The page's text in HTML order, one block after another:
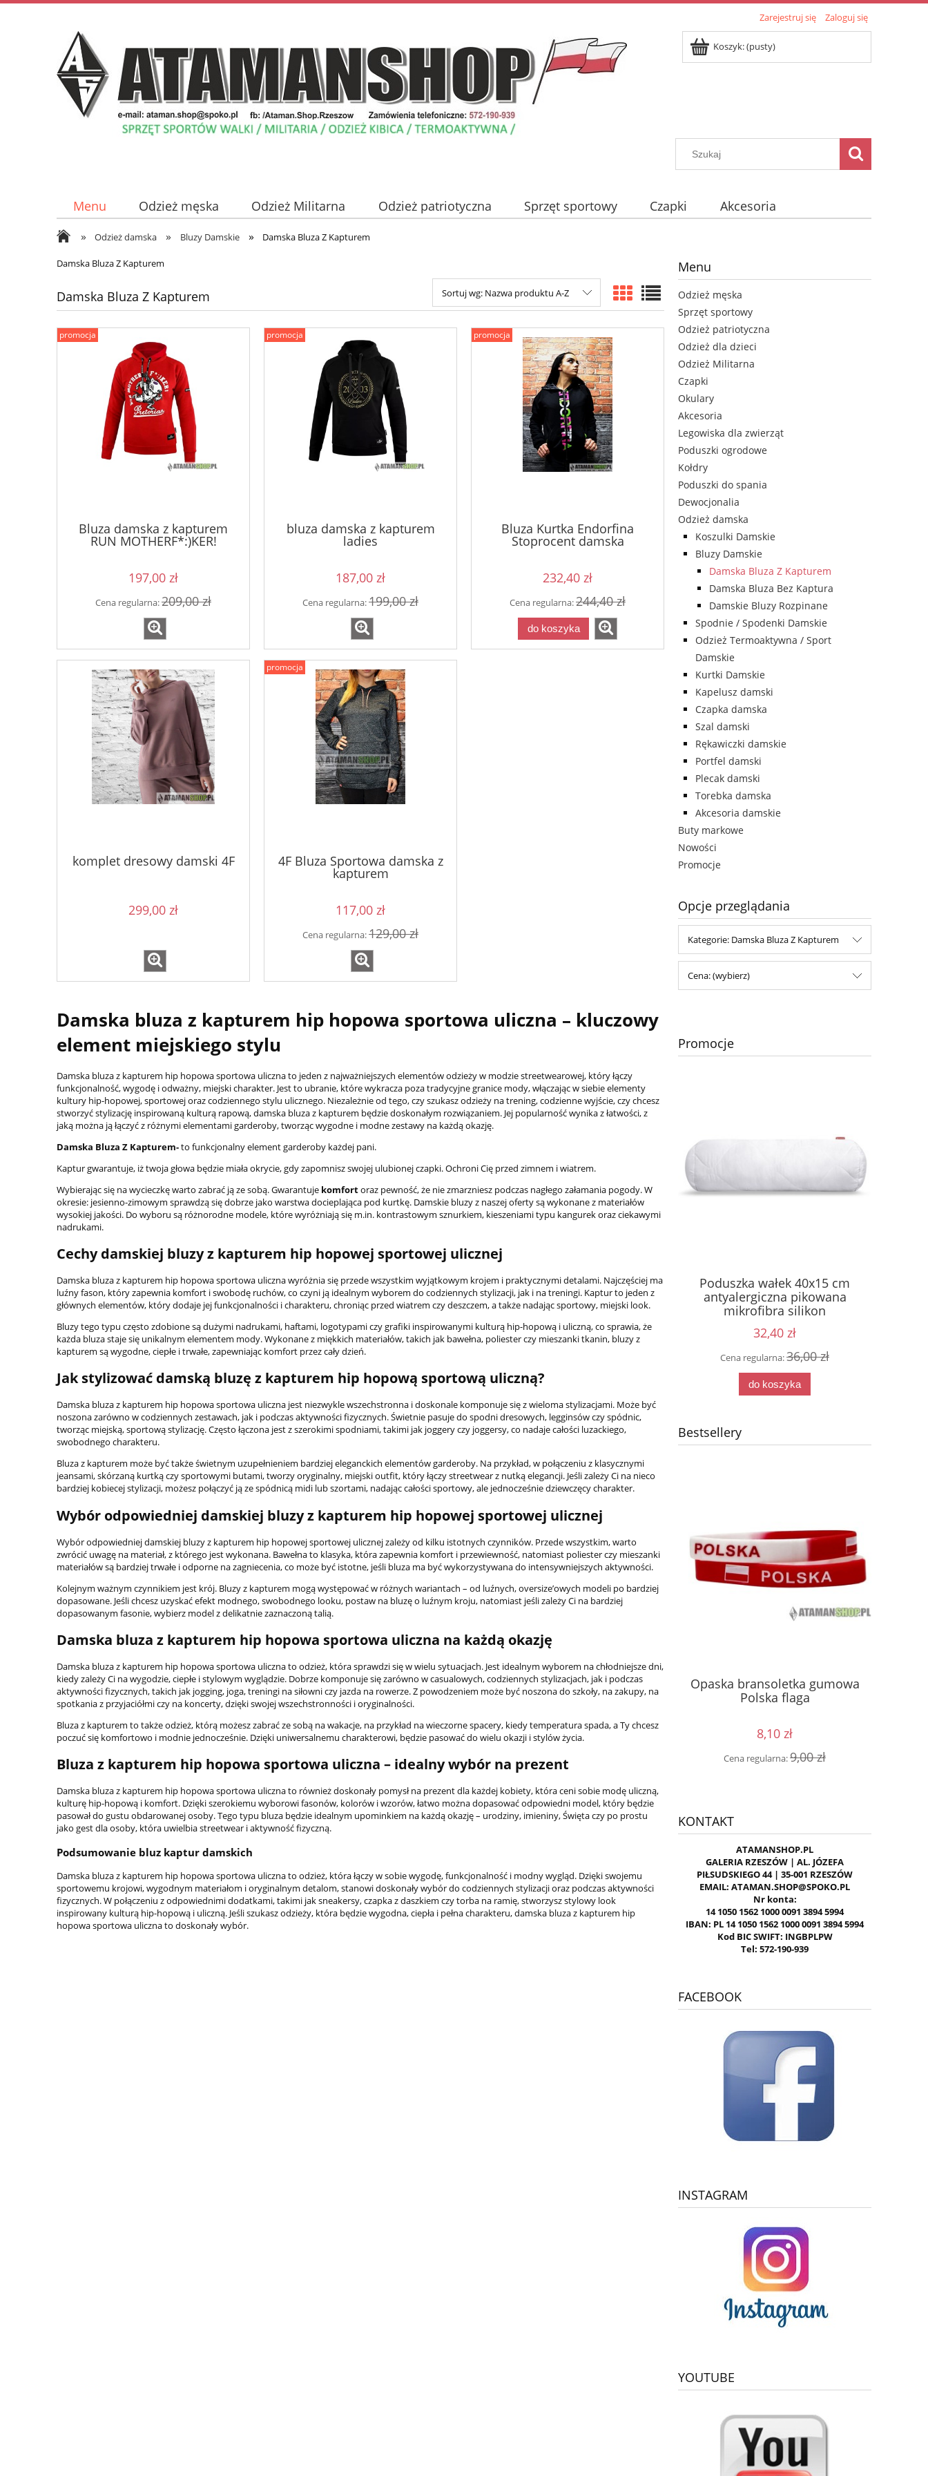
Zarejestruj się Zaloguj się
Koszyk:(pusty)
Menu Odzież męska Odzież Militarna Odzież patriotyczna Sprzęt sportowy Czapki
Akcesoria
Odzież damska
Płyty z Muzyką Nowości
» Odzież damska » Bluzy Damskie » Damska Bluza Z Kapturem
Damska Bluza Z Kapturem
Damska Bluza Z Kapturem Sortuj wg: Nazwa produktu A-Z
Bluza damska z kapturem
RUN MOTHERF*:)KER!
197,00 zł
Cena regularna:209,00 zł
promocja
bluza damska z kapturem
ladies
187,00 zł
Cena regularna:199,00 zł
promocja
Bluza Kurtka Endorfina
Stoprocent damska
232,40 zł
Cena regularna:244,40 zł
do koszyka
promocja
komplet dresowy damski 4F
299,00 zł
4F Bluza Sportowa damska z
kapturem
117,00 zł
Cena regularna:129,00 zł
promocja
Damska bluza z kapturem hip hopowa sportowa uliczna – kluczowy
element miejskiego stylu
Damska bluza z kapturem hip hopowa sportowa uliczna to jeden z najważniejszych elementów odzieży w modzie streetwearowej, który łączy
funkcjonalność, wygodę i odważny, miejski charakter. Jest to ubranie, które wykracza poza tradycyjne granice mody, włączając w siebie elementy
kultury hip-hopowej, sportowej oraz codziennego stylu ulicznego. Niezależnie od tego, czy szukasz odzieży na trening, codzienne wyjście, czy chcesz
stworzyć stylizację inspirowaną kulturą rapową, damska bluza z kapturem będzie doskonałym rozwiązaniem. Jej popularność wynika z łatwości, z
jaką można ją łączyć z różnymi elementami garderoby, tworząc wygodne i modne zestawy na każdą okazję.
Damska Bluza Z Kapturem-to funkcjonalny element garderoby każdej pani.
Kaptur gwarantuje, iż twoja głowa będzie miała okrycie, gdy zapomnisz swojej ulubionej czapki. Ochroni Cię przed zimnem i wiatrem.
Wybierając się na wycieczkę warto zabrać ją ze sobą. Gwarantuje komfortoraz pewność, że nie zmarzniesz podczas nagłego załamania pogody. W
okresie: jesienno-zimowym sprawdzą się dobrze jako warstwa docieplająca pod kurtkę. Damskie bluzy z naszej oferty są wykonane z materiałów
wysokiej jakości. Do wyboru są różnorodne modele, które wyróżniają się m.in. kontrastowym sznurkiem, kieszeniami typu kangurek oraz ciekawymi
nadrukami.
Cechy damskiej bluzy z kapturem hip hopowej sportowej ulicznej
Damska bluza z kapturem hip hopowa sportowa uliczna wyróżnia się przede wszystkim wyjątkowym krojem i praktycznymi detalami. Najczęściej ma
luźny fason, który zapewnia komfort i swobodę ruchów, co czyni ją idealnym wyborem do codziennych stylizacji, jak i na treningi. Kaptur to jeden z
głównych elementów, który dodaje jej funkcjonalności i charakteru, chroniąc przed wiatrem czy deszczem, a także nadając sportowy, miejski look.
Bluzy tego typu często zdobione są dużymi nadrukami, haftami, logotypami czy grafiki inspirowanymi kulturą hip-hopową i uliczną, co sprawia, że
każda bluza staje się unikalnym elementem mody. Wykonane z miękkich materiałów, takich jak bawełna, poliester czy mieszanki tkanin, bluzy z
kapturem są wygodne, ciepłe i trwałe, zapewniając komfort przez cały dzień.
Jak stylizować damską bluzę z kapturem hip hopową sportową uliczną?
Damska bluza z kapturem hip hopowa sportowa uliczna jest niezwykle wszechstronna i doskonale komponuje się z wieloma stylizacjami. Może być
noszona zarówno w codziennych zestawach, jak i podczas aktywności fizycznych. Świetnie pasuje do spodni dresowych, legginsów czy spódnic,
tworząc miejską, sportową stylizację. Często łączona jest z szerokimi spodniami, takimi jak joggery czy joggersy, co nadaje całości luzackiego,
swobodnego charakteru.
Bluza z kapturem może być także świetnym uzupełnieniem bardziej eleganckich elementów garderoby. Na przykład, w połączeniu z klasycznymi
jeansami, skórzaną kurtką czy sportowymi butami, tworzy oryginalny, miejski outfit, który łączy streetwear z nutką elegancji. Jeśli zależy Ci na nieco
bardziej kobiecej stylizacji, możesz połączyć ją ze spódnicą midi lub szortami, nadając całości sportowy, ale jednocześnie dziewczęcy charakter.
Wybór odpowiedniej damskiej bluzy z kapturem hip hopowej sportowej ulicznej
Wybór odpowiedniej damskiej bluzy z kapturem hip hopowej sportowej ulicznej zależy od kilku istotnych czynników. Przede wszystkim, warto
zwrócić uwagę na materiał, z którego jest wykonana. Bawełna to klasyka, która zapewnia komfort i przewiewność, natomiast poliester czy mieszanki
materiałów są bardziej trwałe i odporne na zagniecenia, co może być istotne, jeśli bluza ma być wykorzystywana do intensywniejszych aktywności.
Kolejnym ważnym czynnikiem jest krój. Bluzy z kapturem mogą występować w różnych wariantach – od luźnych, oversize’owych modeli po bardziej
dopasowane. Jeśli chcesz uzyskać efekt modnego, swobodnego looku, postaw na bluzę o luźnym kroju, natomiast jeśli zależy Ci na bardziej
dopasowanym fasonie, wybierz model z delikatnie zaznaczoną talią.
Damska bluza z kapturem hip hopowa sportowa uliczna na każdą okazję
Damska bluza z kapturem hip hopowa sportowa uliczna to odzież, która sprawdzi się w wielu sytuacjach. Jest idealnym wyborem na chłodniejsze dni,
kiedy zależy Ci na wygodzie, ciepłe i stylowym wyglądzie. Dobrze komponuje się zarówno w casualowych, codziennych stylizacjach, jak i podczas
aktywności fizycznych, takich jak jogging, joga, treningi na siłowni czy jazda na rowerze. Z powodzeniem może być noszona do szkoły, na zakupy, na
spotkania z przyjaciółmi czy na koncerty, dzięki swojej wszechstronności i oryginalności.
Bluza z kapturem to także odzież, którą możesz zabrać ze sobą na wakacje, na przykład na wieczorne spacery, kiedy temperatura spada, a Ty chcesz
poczuć się komfortowo i modnie jednocześnie. Dzięki uniwersalnemu charakterowi, będzie pasować do wielu okazji i stylów życia.
Bluza z kapturem hip hopowa sportowa uliczna – idealny wybór na prezent
Damska bluza z kapturem hip hopowa sportowa uliczna to również doskonały pomysł na prezent dla każdej kobiety, która ceni sobie modę uliczną,
kulturę hip-hopową i komfort. Dzięki szerokiemu wyborowi fasonów, kolorów i wzorów, łatwo można dopasować odpowiedni model, który będzie
pasował do gustu obdarowanej osoby. Tego typu bluza będzie idealnym upominkiem na każdą okazję – urodziny, imieniny, Święta czy po prostu
jako gest dla osoby, która uwielbia streetwear i aktywność fizyczną.
Podsumowanie bluz kaptur damskich
Damska bluza z kapturem hip hopowa sportowa uliczna to odzież, która łączy w sobie wygodę, funkcjonalność i modny wygląd. Dzięki swojemu
sportowemu krojowi, wygodnym materiałom i oryginalnym detalom, stanowi doskonały wybór do codziennych stylizacji oraz podczas aktywności
fizycznych. W połączeniu z odpowiednimi dodatkami, takimi jak sneakersy, czapka z daszkiem czy torba na ramię, stworzysz stylowy look
inspirowany kulturą hip-hopową i uliczną. Jeśli szukasz odzieży, która będzie wygodna, ciepła i pełna charakteru, damska bluza z kapturem hip
hopowa sportowa uliczna to doskonały wybór.
Menu
Odzież męska
Sprzęt sportowy
Odzież patriotyczna
Odzież dla dzieci
Odzież Militarna
Czapki
Okulary
Akcesoria
Legowiska dla zwierząt
Poduszki ogrodowe
Kołdry
Poduszki do spania
Dewocjonalia
Odzież damska
Koszulki Damskie
Bluzy Damskie
Damska Bluza Z Kapturem
Damska Bluza Bez Kaptura
Damskie Bluzy Rozpinane
Spodnie / Spodenki Damskie
Odzież Termoaktywna / Sport
Damskie
Kurtki Damskie
Kapelusz damski
Czapka damska
Szal damski
Rękawiczki damskie
Portfel damski
Plecak damski
Torebka damska
Akcesoria damskie
Buty markowe
Nowości
Promocje
Opcje przeglądania
Kategorie: Damska Bluza Z Kapturem
Cena: (wybierz)
Promocje
Kurtka Bluza Endorfina
Stoprocent damska
232,40 zł
Poduszka wałek 40x15 cm
antyalergiczna pikowana
mikrofibra silikon
32,40 zł
Cena regularna:36,00 zł
do koszyka
Bestsellery
Koszulka BRAUN Szczęść Boże
ratuj się kto może! GAŚNICA
83,66 zł
Cena regularna:
do koszyka
Opaska bransoletka gumowa
Polska flaga
8,10 zł
Cena regularna:9,00 zł
KONTAKT
ATAMANSHOP.PL
GALERIA RZESZÓW | AL. JÓZEFA
PIŁSUDSKIEGO 44 | 35-001 RZESZÓW
EMAIL: ATAMAN.SHOP@SPOKO.PL
Nr konta:
14 1050 1562 1000 0091 3894 5994
IBAN: PL 14 1050 1562 1000 0091 3894 5994
Kod BIC SWIFT: INGBPLPW
Tel: 572-190-939
FACEBOOK
INSTAGRAM
YOUTUBE